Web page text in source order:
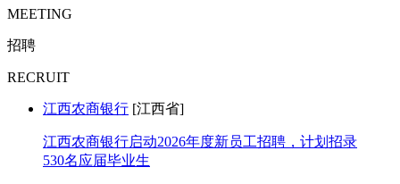
MEETING
招聘
RECRUIT
江西农商银行 [江西省]
江西农商银行启动2026年度新员工招聘，计划招录
530名应届毕业生